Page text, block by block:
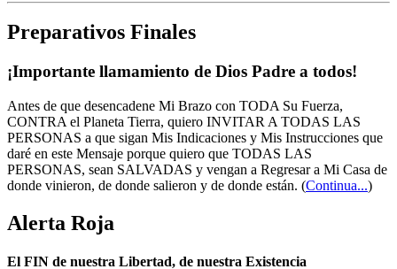
Preparativos Finales
¡Importante llamamiento de Dios Padre a todos!
Antes de que desencadene Mi Brazo con TODA Su Fuerza,
CONTRA el Planeta Tierra, quiero INVITAR A TODAS LAS
PERSONAS a que sigan Mis Indicaciones y Mis Instrucciones que
daré en este Mensaje porque quiero que TODAS LAS
PERSONAS, sean SALVADAS y vengan a Regresar a Mi Casa de
donde vinieron, de donde salieron y de donde están. (Continua...)
Alerta Roja
El FIN de nuestra Libertad, de nuestra Existencia